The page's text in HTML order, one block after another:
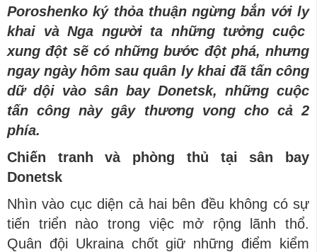
Poroshenko ký thỏa thuận ngừng bắn với ly
khai và Nga người ta những tưởng cuộc
xung đột sẽ có những bước đột phá, nhưng
ngay ngày hôm sau quân ly khai đã tấn công
dữ dội vào sân bay Donetsk, những cuộc
tấn công này gây thương vong cho cả 2
phía.
Chiến tranh và phòng thủ tại sân bay
Donetsk
Nhìn vào cục diện cả hai bên đều không có sự
tiến triển nào trong việc mở rộng lãnh thổ.
Quân đội Ukraina chốt giữ những điểm kiểm